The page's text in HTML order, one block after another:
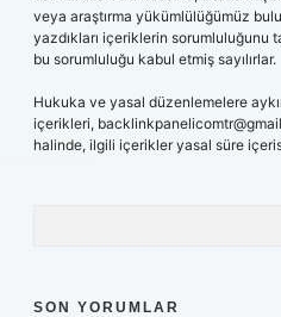
veya araştırma yükümlülüğümüz
yazdıkları içeriklerin sorumluluğunu
bu sorumluluğu kabul etmiş sayılırlar.
Hukuka ve yasal düzenlemelere
içerikleri,
halinde, ilgili içerikler yasal süre
SON YORUMLAR